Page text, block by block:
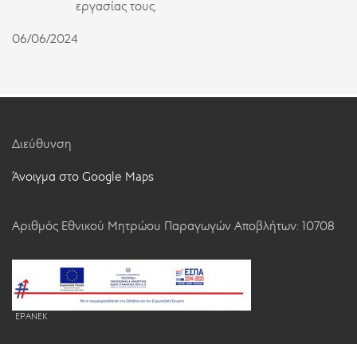
εργασίας τους.
06/06/2024
Διεύθυνση
Άνοιγμα στο Google Maps
Αριθμός Εθνικού Μητρώου Παραγωγών Αποβλήτων: 10708
EPANEK